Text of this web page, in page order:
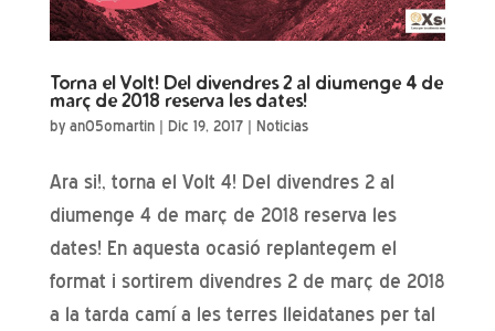
Torna el Volt! Del divendres 2 al diumenge 4 de
març de 2018 reserva les dates!
by an05omartin| Dic 19, 2017| Noticias
Ara si!, torna el Volt 4! Del divendres 2 al
diumenge 4 de març de 2018 reserva les
dates! En aquesta ocasió replantegem el
format i sortirem divendres 2 de març de 2018
a la tarda camí a les terres lleidatanes per tal